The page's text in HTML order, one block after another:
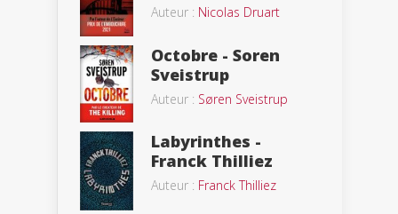
Auteur : Nicolas Druart
Octobre - Soren
Sveistrup
Auteur : Søren Sveistrup
Labyrinthes -
Franck Thilliez
Auteur : Franck Thilliez